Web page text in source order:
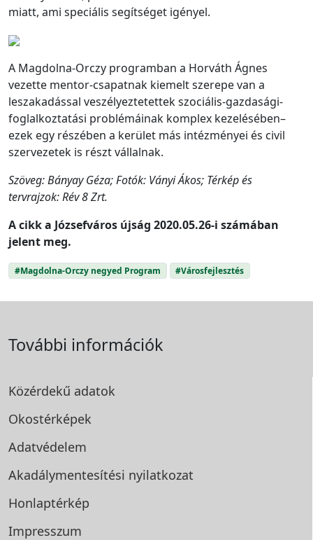
miatt, ami speciális segítséget igényel.
A Magdolna-Orczy programban a Horváth Ágnes
vezette mentor-csapatnak kiemelt szerepe van a
leszakadással veszélyeztetettek szociális-gazdasági-
foglalkoztatási problémáinak komplex kezelésében–
ezek egy részében a kerület más intézményei és civil
szervezetek is részt vállalnak.
Szöveg: Bányay Géza; Fotók: Ványi Ákos; Térkép és
tervrajzok: Rév 8 Zrt.
A cikk a Józsefváros újság 2020.05.26-i számában
jelent meg.
#Magdolna-Orczy negyed Program #Városfejlesztés
További információk
Közérdekű adatok
Okostérképek
Adatvédelem
Akadálymentesítési nyilatkozat
Honlaptérkép
Impresszum